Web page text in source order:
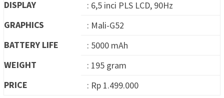
DISPLAY
: 6,5 inci PLS LCD, 90Hz
GRAPHICS
: Mali-G52
BATTERY LIFE
: 5000 mAh
WEIGHT
: 195 gram
PRICE
: Rp 1.499.000